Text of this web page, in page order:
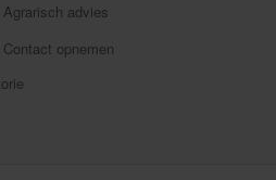
Agrarisch advies
Contact opnemen